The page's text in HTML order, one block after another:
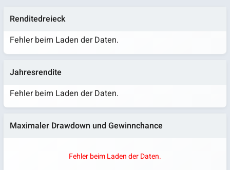
Renditedreieck
Fehler beim Laden der Daten.
Jahresrendite
Fehler beim Laden der Daten.
Maximaler Drawdown und Gewinnchance
Fehler beim Laden der Daten.